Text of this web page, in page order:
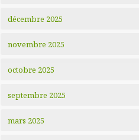
décembre 2025
novembre 2025
octobre 2025
septembre 2025
mars 2025